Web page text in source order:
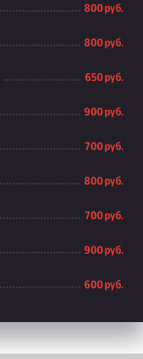
800 руб.
800 руб.
650 руб.
900 руб.
700 руб.
800 руб.
700 руб.
900 руб.
600 руб.